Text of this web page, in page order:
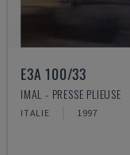
E3A 100/33
IMAL - PRESSE PLIEUSE
ITALIE 1997